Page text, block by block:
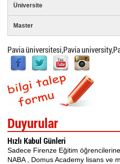
Üniversite
Master
Pavia üniversitesi,Pavia
Duyurular
Hızlı Kabul Günleri
Sadece Firenze Eğitim
NABA , Domus Academy lisans ve